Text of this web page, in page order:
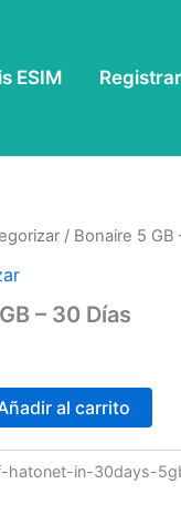
ESIM
/ Bonaire 5 GB
– 30 Días
al carrito
hatonet-in-30days-